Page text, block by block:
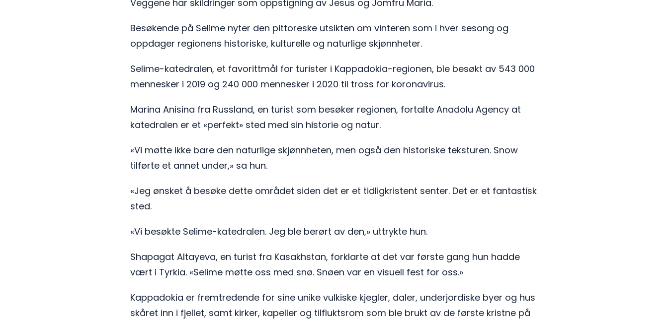
Veggene har skildringer som oppstigning av Jesus og Jomfru Maria.
Besøkende på Selime nyter den pittoreske utsikten om vinteren som i hver sesong og
oppdager regionens historiske, kulturelle og naturlige skjønnheter.
Selime-katedralen, et favorittmål for turister i Kappadokia-regionen, ble besøkt av 543 000
mennesker i 2019 og 240 000 mennesker i 2020 til tross for koronavirus.
Marina Anisina fra Russland, en turist som besøker regionen, fortalte Anadolu Agency at
katedralen er et «perfekt» sted med sin historie og natur.
«Vi møtte ikke bare den naturlige skjønnheten, men også den historiske teksturen. Snow
tilførte et annet under,» sa hun.
«Jeg ønsket å besøke dette området siden det er et tidligkristent senter. Det er et fantastisk
sted.
«Vi besøkte Selime-katedralen. Jeg ble berørt av den,» uttrykte hun.
Shapagat Altayeva, en turist fra Kasakhstan, forklarte at det var første gang hun hadde
vært i Tyrkia. «Selime møtte oss med snø. Snøen var en visuell fest for oss.»
Kappadokia er fremtredende for sine unike vulkiske kjegler, daler, underjordiske byer og hus
skåret inn i fjellet, samt kirker, kapeller og tilfluktsrom som ble brukt av de første kristne på